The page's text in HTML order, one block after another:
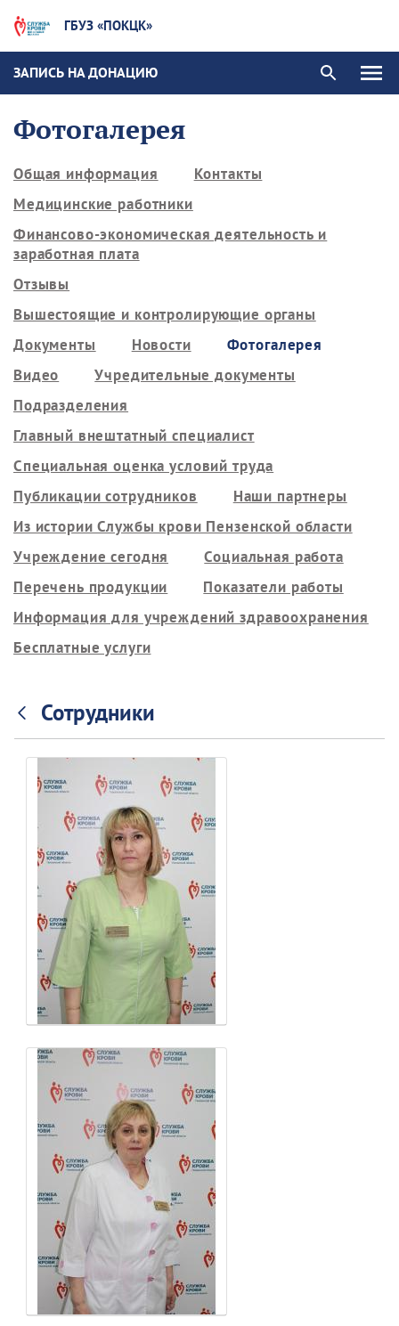
ГБУЗ «ПОКЦК»
ЗАПИСЬ НА ДОНАЦИЮ
Фотогалерея
Общая информация
Контакты
Медицинские работники
Финансово-экономическая деятельность и
заработная плата
Отзывы
Вышестоящие и контролирующие органы
Документы
Новости
Фотогалерея
Видео
Учредительные документы
Подразделения
Главный внештатный специалист
Специальная оценка условий труда
Публикации сотрудников
Наши партнеры
Из истории Службы крови Пензенской области
Учреждение сегодня
Социальная работа
Перечень продукции
Показатели работы
Информация для учреждений здравоохранения
Бесплатные услуги
Сотрудники